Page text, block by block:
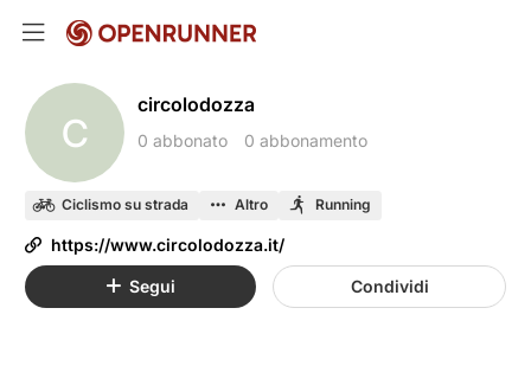
C
circolodozza
0 abbonato 0 abbonamento
Ciclismo su strada Altro Running
https://www.circolodozza.it/
Segui Condividi